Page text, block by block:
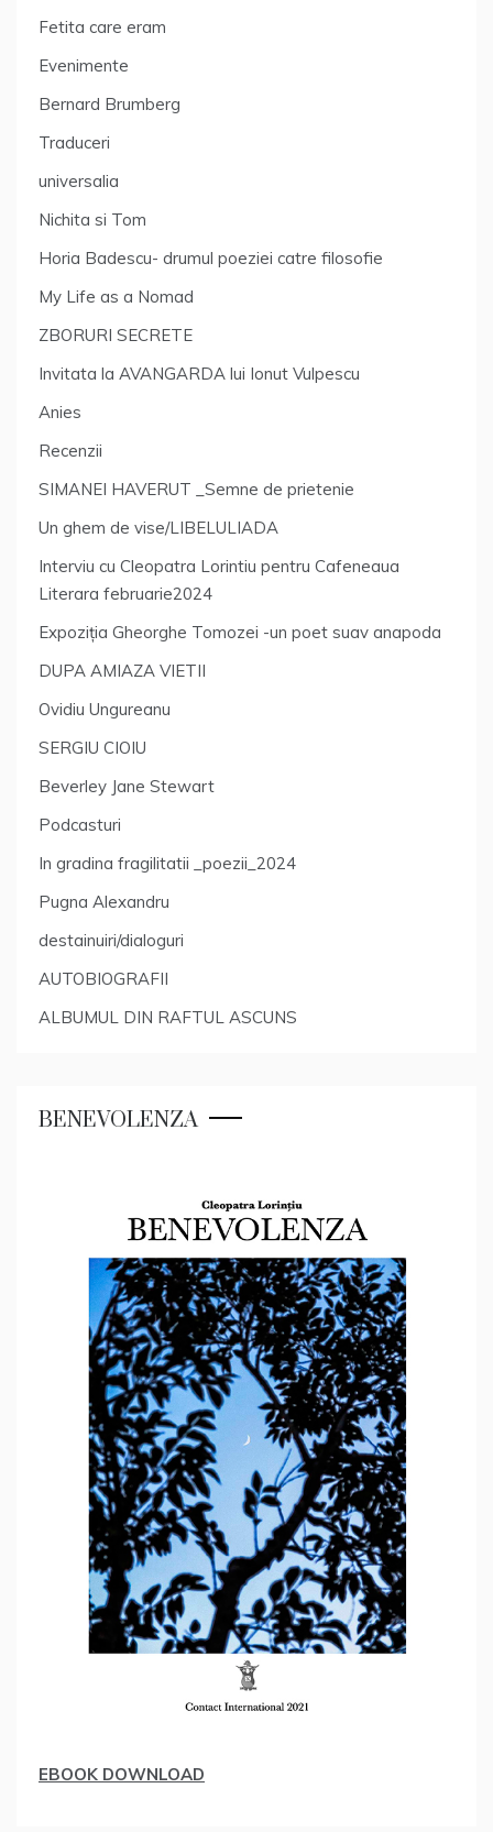
Fetita care eram
Evenimente
Bernard Brumberg
Traduceri
universalia
Nichita si Tom
Horia Badescu- drumul poeziei catre filosofie
My Life as a Nomad
ZBORURI SECRETE
Invitata la AVANGARDA lui Ionut Vulpescu
Anies
Recenzii
SIMANEI HAVERUT _Semne de prietenie
Un ghem de vise/LIBELULIADA
Interviu cu Cleopatra Lorintiu pentru Cafeneaua
Literara februarie2024
Expoziția Gheorghe Tomozei -un poet suav anapoda
DUPA AMIAZA VIETII
Ovidiu Ungureanu
SERGIU CIOIU
Beverley Jane Stewart
Podcasturi
In gradina fragilitatii _poezii_2024
Pugna Alexandru
destainuiri/dialoguri
AUTOBIOGRAFII
ALBUMUL DIN RAFTUL ASCUNS
BENEVOLENZA
EBOOK DOWNLOAD